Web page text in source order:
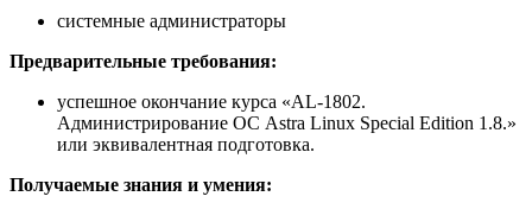
системные администраторы
Предварительные требования:
успешное окончание курса «AL-1802.
Администрирование ОС Astra Linux Special Edition 1.8.»
или эквивалентная подготовка.
Получаемые знания и умения: